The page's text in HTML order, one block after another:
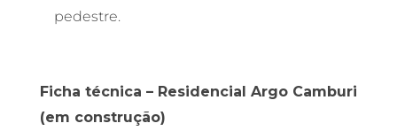
pedestre.
Ficha técnica – Residencial Argo Camburi
(em construção)